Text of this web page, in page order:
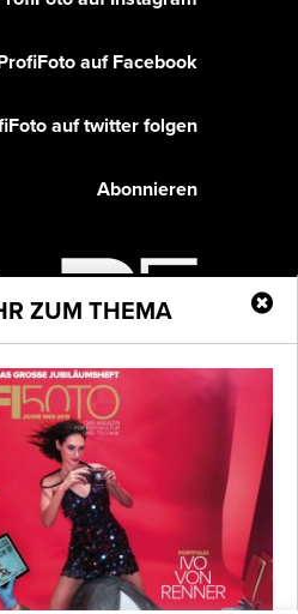
ZUM THEMA
auf Facebook
auf twitter folgen
Abonnieren
PF Publishing GmbH
GmbH. All rights
oben